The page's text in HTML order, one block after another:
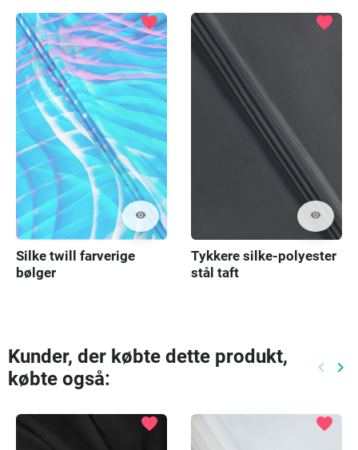
visibility
favorite
Silke twill farverige
bølger
visibility
favorite
Tykkere silke-polyester
stål taft
Kunder, der købte dette produkt,
købte også:
keyboard_arrow_left keyboard_arrow_right
favorite favorite